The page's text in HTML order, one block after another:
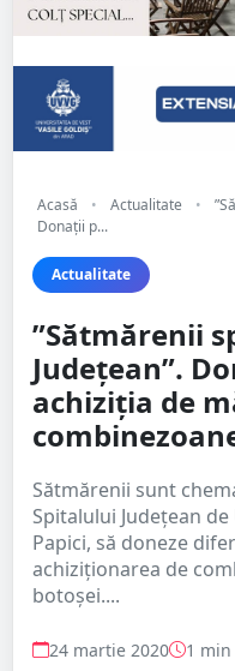
Acasă • Actualitate •
Donații p...
Actualitate
”Sătmărenii
Județean”.
achiziția de
Sătmărenii sunt
Spitalului Judeţean
Papici, să doneze
achiziționarea de
botoșei....
24 martie 2020 1